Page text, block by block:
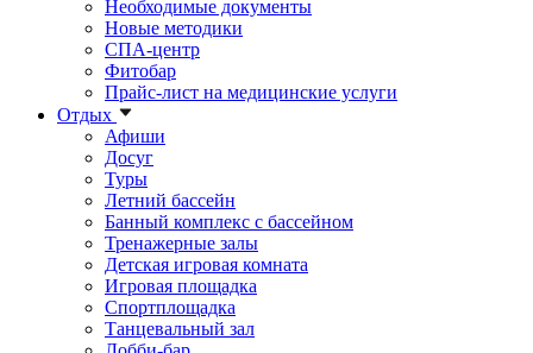
Необходимые документы
Новые методики
СПА-центр
Фитобар
Прайс-лист на медицинские услуги
Отдых
Афиши
Досуг
Туры
Летний бассейн
Банный комплекс с бассейном
Тренажерные залы
Детская игровая комната
Игровая площадка
Спортплощадка
Танцевальный зал